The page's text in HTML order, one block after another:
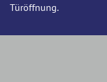
Türöffnung.